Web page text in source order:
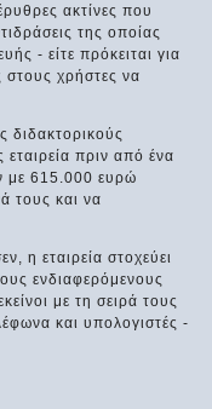
ακτίνες που
της οποίας
- είτε πρόκειται για
στους χρήστες να
διδακτορικούς
εταιρεία πριν από ένα
με 615.000 ευρώ
τους και να
η εταιρεία στοχεύει
ενδιαφερόμενους
με τη σειρά τους
και υπολογιστές -